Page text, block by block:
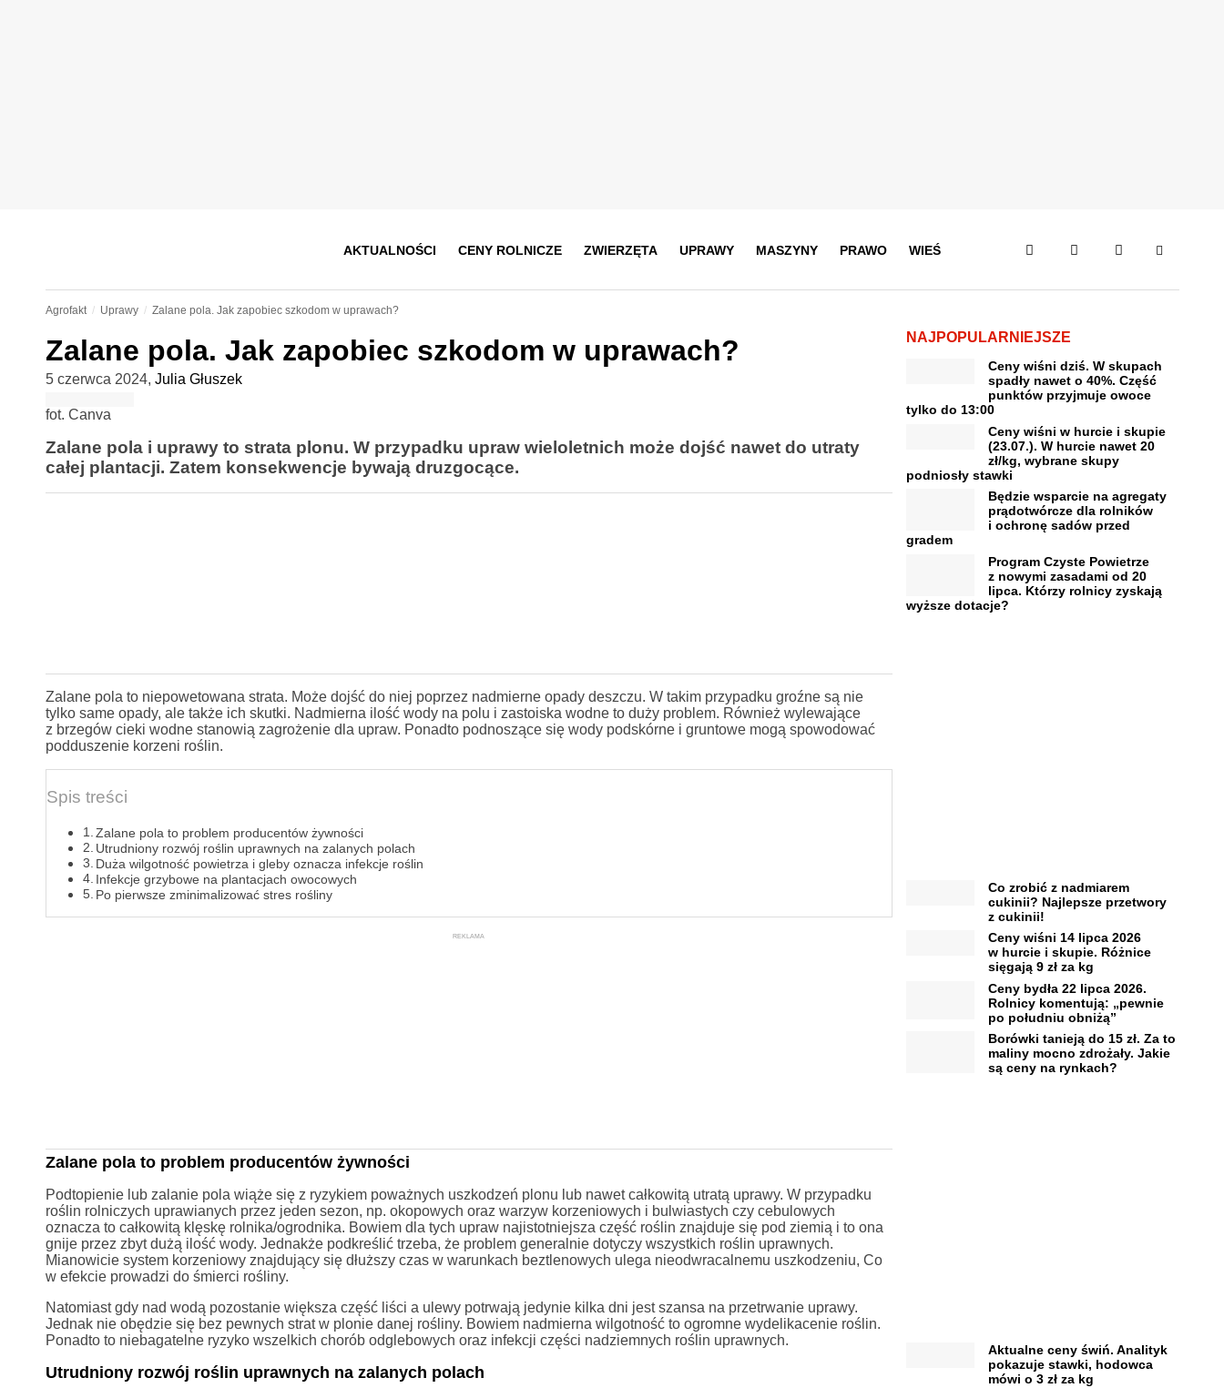
AKTUALNOŚCI CENY ROLNICZE ZWIERZĘTA UPRAWY MASZYNY PRAWO WIEŚ
Agrofakt Uprawy Zalane pola. Jak zapobiec szkodom w uprawach?
Zalane pola. Jak zapobiec szkodom w uprawach?
5 czerwca 2024, Julia Głuszek
fot. Canva
Zalane pola i uprawy to strata plonu. W przypadku upraw wieloletnich może dojść nawet do utraty
całej plantacji. Zatem konsekwencje bywają druzgocące.
Zalane pola to niepowetowana strata. Może dojść do niej poprzez nadmierne opady deszczu. W takim przypadku groźne są nie
tylko same opady, ale także ich skutki. Nadmierna ilość wody na polu i zastoiska wodne to duży problem. Również wylewające
z brzegów cieki wodne stanowią zagrożenie dla upraw. Ponadto podnoszące się wody podskórne i gruntowe mogą spowodować
podduszenie korzeni roślin.
Spis treści
Zalane pola to problem producentów żywności
Utrudniony rozwój roślin uprawnych na zalanych polach
Duża wilgotność powietrza i gleby oznacza infekcje roślin
Infekcje grzybowe na plantacjach owocowych
Po pierwsze zminimalizować stres rośliny
REKLAMA
Zalane pola to problem producentów żywności
Podtopienie lub zalanie pola wiąże się z ryzykiem poważnych uszkodzeń plonu lub nawet całkowitą utratą uprawy. W przypadku
roślin rolniczych uprawianych przez jeden sezon, np. okopowych oraz warzyw korzeniowych i bulwiastych czy cebulowych
oznacza to całkowitą klęskę rolnika/ogrodnika. Bowiem dla tych upraw najistotniejsza część roślin znajduje się pod ziemią i to ona
gnije przez zbyt dużą ilość wody. Jednakże podkreślić trzeba, że problem generalnie dotyczy wszystkich roślin uprawnych.
Mianowicie system korzeniowy znajdujący się dłuższy czas w warunkach beztlenowych ulega nieodwracalnemu uszkodzeniu, Co
w efekcie prowadzi do śmierci rośliny.
Natomiast gdy nad wodą pozostanie większa część liści a ulewy potrwają jedynie kilka dni jest szansa na przetrwanie uprawy.
Jednak nie obędzie się bez pewnych strat w plonie danej rośliny. Bowiem nadmierna wilgotność to ogromne wydelikacenie roślin.
Ponadto to niebagatelne ryzyko wszelkich chorób odglebowych oraz infekcji części nadziemnych roślin uprawnych.
Utrudniony rozwój roślin uprawnych na zalanych polach
NAJPOPULARNIEJSZE
Ceny wiśni dziś. W skupach
spadły nawet o 40%. Część
punktów przyjmuje owoce
tylko do 13:00
Ceny wiśni w hurcie i skupie
(23.07.). W hurcie nawet 20
zł/kg, wybrane skupy
podniosły stawki
Będzie wsparcie na agregaty
prądotwórcze dla rolników
i ochronę sadów przed
gradem
Program Czyste Powietrze
z nowymi zasadami od 20
lipca. Którzy rolnicy zyskają
wyższe dotacje?
Co zrobić z nadmiarem
cukinii? Najlepsze przetwory
z cukinii!
Ceny wiśni 14 lipca 2026
w hurcie i skupie. Różnice
sięgają 9 zł za kg
Ceny bydła 22 lipca 2026.
Rolnicy komentują: „pewnie
po południu obniżą”
Borówki tanieją do 15 zł. Za to
maliny mocno zdrożały. Jakie
są ceny na rynkach?
Aktualne ceny świń. Analityk
pokazuje stawki, hodowca
mówi o 3 zł za kg